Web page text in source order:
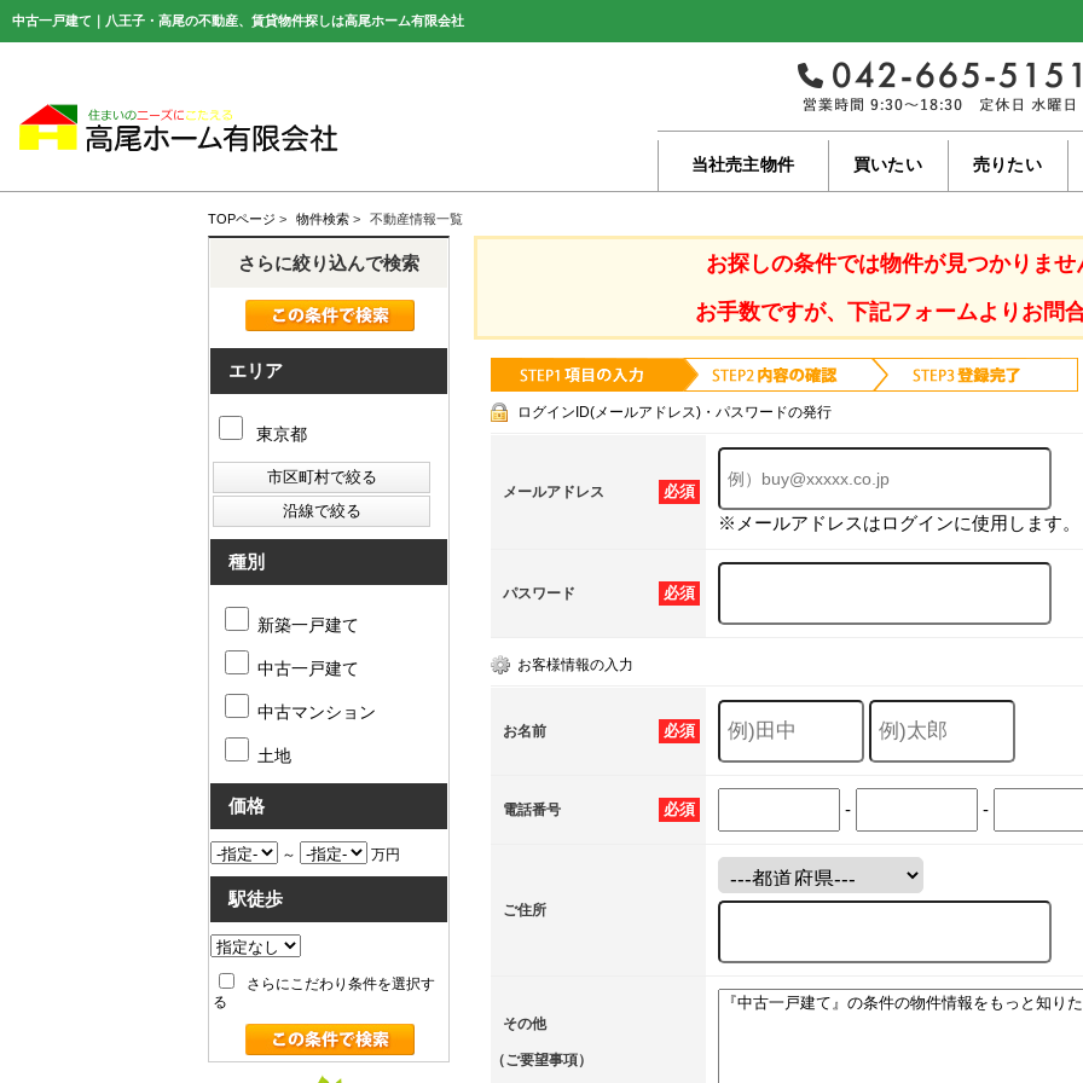
中古一戸建て｜八王子・高尾の不動産、賃貸物件探しは高尾ホーム有限会社
当社売主物件 買いたい 売りたい
TOPページ > 物件検索 > 不動産情報一覧
お探しの条件では物件が見つかりませ
お手数ですが、下記フォームよりお問
ログインID(メールアドレス)・パスワードの発行
必須
メールアドレス
※メールアドレスはログインに使用します。
必須
パスワード
お客様情報の入力
必須
お名前
必須
電話番号 - -
ご住所
その他
（ご要望事項）
さらに絞り込んで検索
エリア
東京都
種別
新築一戸建て
中古一戸建て
中古マンション
土地
価格
～ 万円
駅徒歩
さらにこだわり条件を選択す
る